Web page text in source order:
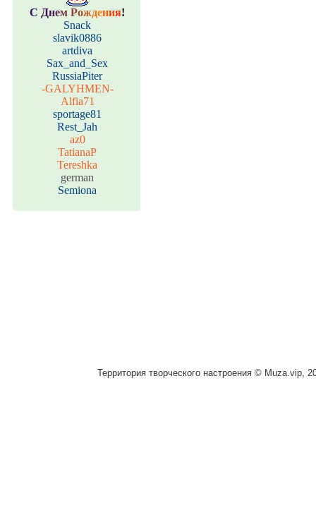
С Днем Рождения!
Snack
slavik0886
artdiva
Sax_and_Sex
RussiaPiter
-GALYHMEN-
Alfia71
sportage81
Rest_Jah
az0
TatianaP
Tereshka
german
Semiona
Территория творческого настроения © Muza.vip,